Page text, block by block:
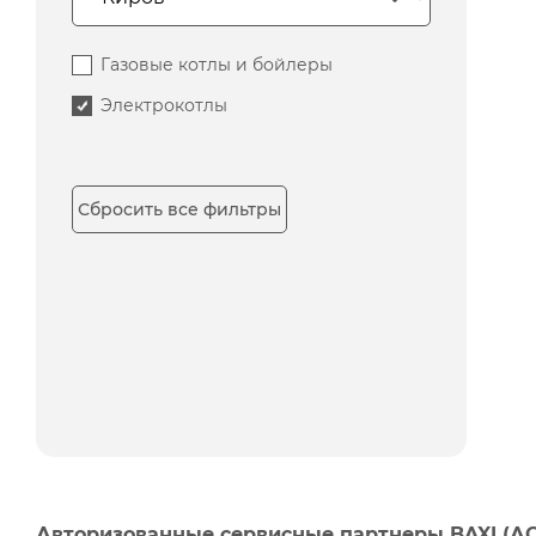
Газовые котлы и бойлеры
Электрокотлы
Сбросить все фильтры